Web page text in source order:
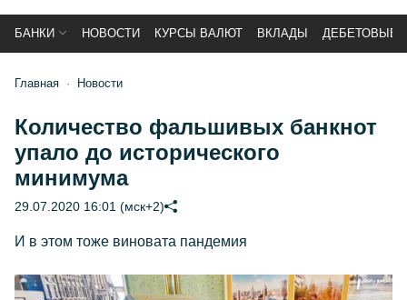
БАНКИ НОВОСТИ КУРСЫ ВАЛЮТ ВКЛАДЫ ДЕБЕТОВЫЕ
Главная Новости
Количество фальшивых банкнот
упало до исторического
минимума
29.07.2020 16:01 (мск+2)
И в этом тоже виновата пандемия